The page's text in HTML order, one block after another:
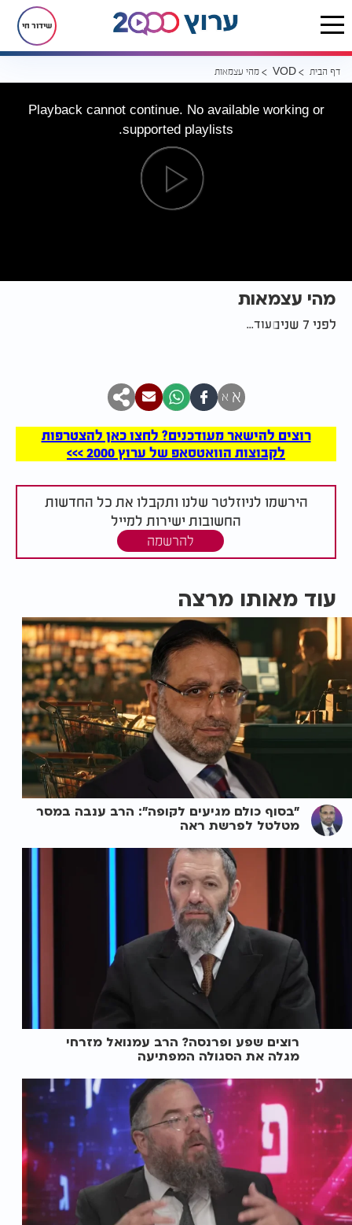
שידור חי
דף הבית VOD מהי עצמאות
Playback cannot continue. No available working or
supported playlists.
מהי עצמאות
לפני 7 שנים עוד...
א א
רוצים להישאר מעודכנים? לחצו כאן להצטרפות
לקבוצות הוואטסאפ של ערוץ 2000 >>>
הירשמו לניוזלטר שלנו ותקבלו את כל החדשות
החשובות ישירות למייל
להרשמה
עוד מאותו מרצה
"בסוף כולם מגיעים לקופה": הרב ענבה במסר
מטלטל לפרשת ראה
רוצים שפע ופרנסה? הרב עמנואל מזרחי
מגלה את הסגולה המפתיעה